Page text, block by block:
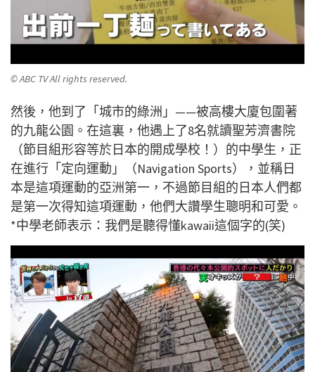
© ABC TV All rights reserved.
然後，他到了「城市的綠洲」——被高樓大廈包圍著
的九龍公園。在這裏，他遇上了8名就讀聖芳濟書院
（節目組形容等於日本的開成學校！）的中學生，正
在進行「定向運動」（Navigation Sports），並稱日
本是這項運動的亞洲第一，不過節目組的日本人們都
是第一次得知這項運動，他們大讚學生聰明和可愛。
*中學老師表示：我們是聽得懂kawaii這個字的(笑)